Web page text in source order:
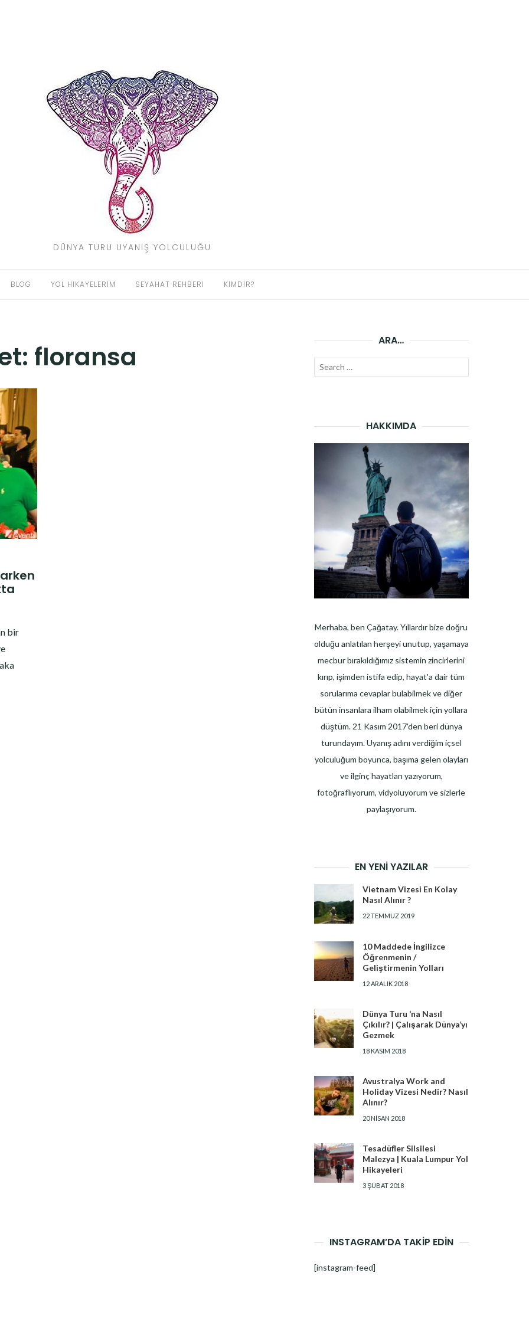
DÜNYA TURU UYANIŞ YOLCULUĞU
BLOG YOL HIKAYELERIM SEYAHAT REHBERI KIMDIR?
floransa
bir
ARA…
Search
HAKKIMDA
Merhaba, ben Çağatay. Yıllardır bize doğru
olduğu anlatılan herşeyi unutup, yaşamaya
mecbur bırakıldığımız sistemin zincirlerini
kırıp, işimden istifa edip, hayat'a dair tüm
sorularıma cevaplar bulabilmek ve diğer
bütün insanlara ilham olabilmek için yollara
düştüm. 21 Kasım 2017'den beri dünya
turundayım. Uyanış adını verdiğim içsel
yolculuğum boyunca, başıma gelen olayları
ve ilginç hayatları yazıyorum,
fotoğraflıyorum, vidyoluyorum ve sizlerle
paylaşıyorum.
EN YENI YAZILAR
Vietnam Vizesi En Kolay
Nasıl Alınır ?
22 TEMMUZ 2019
10 Maddede İngilizce
Öğrenmenin /
Geliştirmenin Yolları
12 ARALIK 2018
Dünya Turu ‘na Nasıl
Çıkılır? | Çalışarak Dünya’yı
Gezmek
18 KASIM 2018
Avustralya Work and
Holiday Vizesi Nedir? Nasıl
Alınır?
20 NISAN 2018
Tesadüfler Silsilesi
Malezya | Kuala Lumpur Yol
Hikayeleri
3 ŞUBAT 2018
INSTAGRAM’DA TAKİP EDİN
[instagram-feed]